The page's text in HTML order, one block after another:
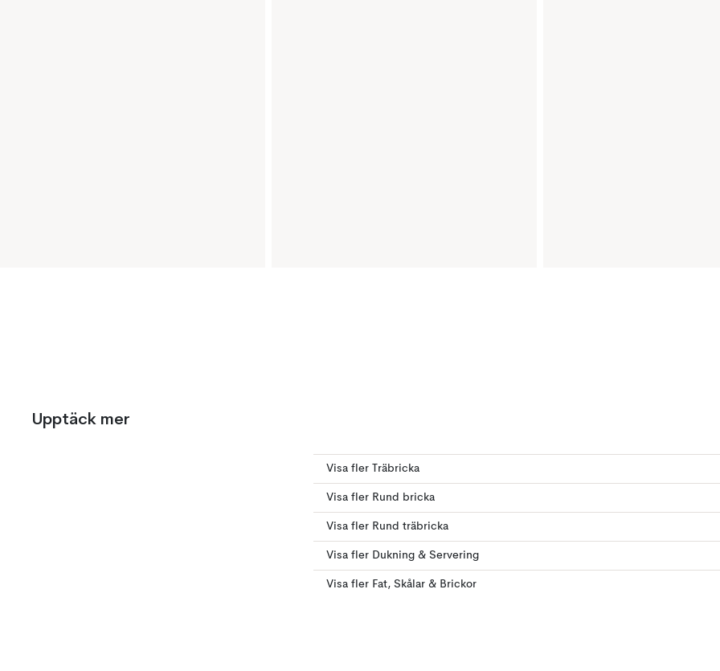
Upptäck mer
Visa fler Träbricka
Visa fler Rund bricka
Visa fler Rund träbricka
Visa fler Dukning & Servering
Visa fler Fat, Skålar & Brickor